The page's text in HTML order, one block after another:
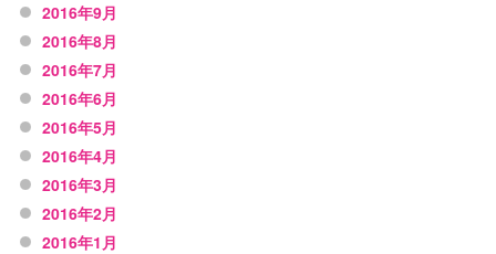
2016年9月
2016年8月
2016年7月
2016年6月
2016年5月
2016年4月
2016年3月
2016年2月
2016年1月